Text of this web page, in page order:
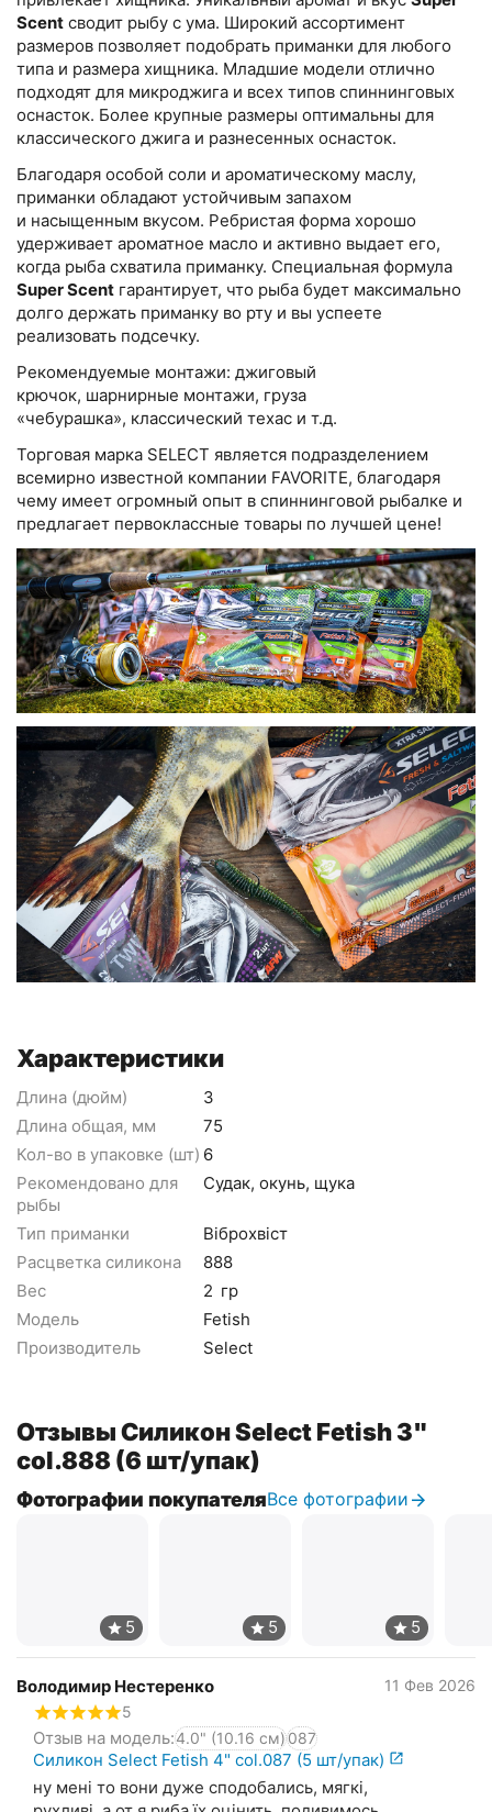
Scent сводит рыбу с ума. Широкий ассортимент
размеров позволяет подобрать приманки для любого
типа и размера хищника. Младшие модели отлично
подходят для микроджига и всех типов спиннинговых
оснасток. Более крупные размеры оптимальны для
классического джига и разнесенных оснасток.
Благодаря особой соли и ароматическому маслу,
приманки обладают устойчивым запахом
и насыщенным вкусом. Ребристая форма хорошо
удерживает ароматное масло и активно выдает его,
когда рыба схватила приманку. Специальная формула
Super Scent гарантирует, что рыба будет максимально
долго держать приманку во рту и вы успеете
реализовать подсечку.
Рекомендуемые монтажи: джиговый
крючок, шарнирные монтажи, груза
«чебурашка», классический техас и т.д.
Торговая марка SELECT является подразделением
всемирно известной компании FAVORITE, благодаря
чему имеет огромный опыт в спиннинговой рыбалке и
предлагает первоклассные товары по лучшей цене!
Характеристики
Длина (дюйм)
3
Длина общая, мм
75
Кол-во в упаковке (шт) 6
Рекомендовано для
рыбы
Судак, окунь, щука
Тип приманки
Віброхвіст
Расцветка силикона
888
Вес
2 гр
Модель
Fetish
Производитель
Select
Отзывы Силикон Select Fetish 3"
col.888 (6 шт/упак)
Фотографии покупателяВсе фотографии
Володимир Нестеренко
11 Фев 2026
5
Отзыв на модель:4.0" (10.16 см)087
Силикон Select Fetish 4" col.087 (5 шт/упак)
ну мені то вони дуже сподобались, мягкі,